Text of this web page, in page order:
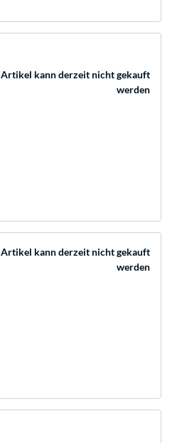
Artikel kann derzeit nicht gekauft
werden
Artikel kann derzeit nicht gekauft
werden